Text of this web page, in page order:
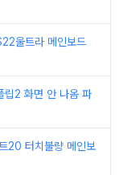
울트라 메인보드
립2 화면 안 나옴 파
20 터치불량 메인보